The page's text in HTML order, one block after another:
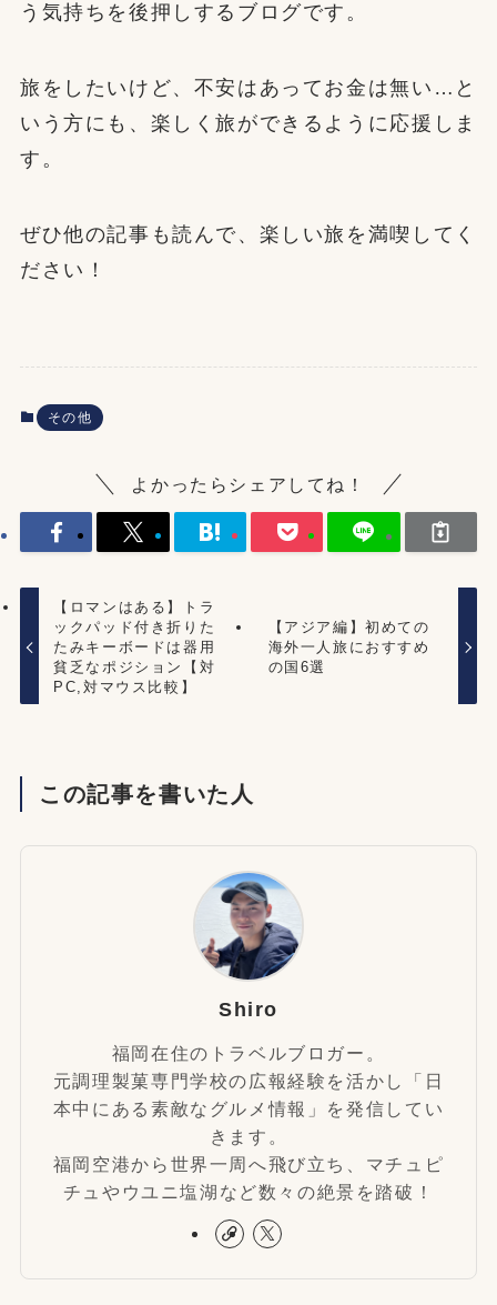
う気持ちを後押しするブログです。
旅をしたいけど、不安はあってお金は無い…と
いう方にも、楽しく旅ができるように応援しま
す。
ぜひ他の記事も読んで、楽しい旅を満喫してく
ださい！
その他
よかったらシェアしてね！
【ロマンはある】トラ
ックパッド付き折りた
たみキーボードは器用
貧乏なポジション【対
PC,対マウス比較】
【アジア編】初めての
海外一人旅におすすめ
の国6選
この記事を書いた人
Shiro
福岡在住のトラベルブロガー。
元調理製菓専門学校の広報経験を活かし「日
本中にある素敵なグルメ情報」を発信してい
きます。
福岡空港から世界一周へ飛び立ち、マチュピ
チュやウユニ塩湖など数々の絶景を踏破！